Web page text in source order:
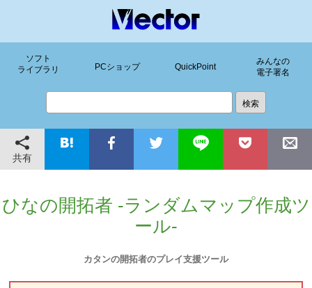
ソフト
ライブラリ
PCショップ QuickPoint
みんなの
電子署名
共有
ひなの開拓者 -ランダムマップ作成ツ
ール-
カタンの開拓者のプレイ支援ツール